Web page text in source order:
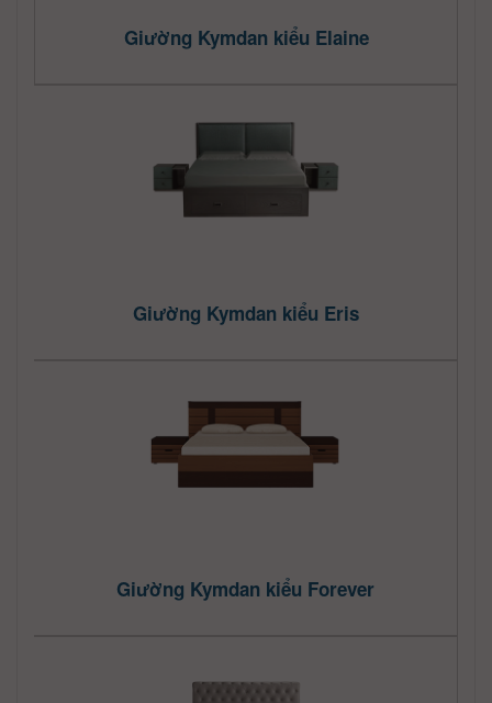
Giường Kymdan kiểu Elaine
Giường Kymdan kiểu Eris
Giường Kymdan kiểu Forever